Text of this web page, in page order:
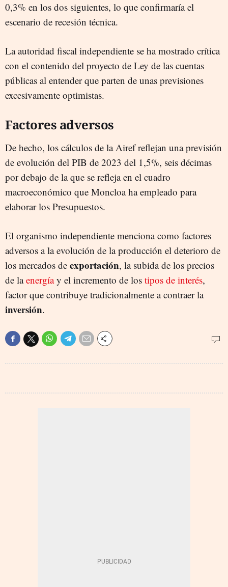
0,3% en los dos siguientes, lo que confirmaría el
escenario de recesión técnica.
La autoridad fiscal independiente se ha mostrado crítica
con el contenido del proyecto de Ley de las cuentas
públicas al entender que parten de unas previsiones
excesivamente optimistas.
Factores adversos
De hecho, los cálculos de la Airef reflejan una previsión
de evolución del PIB de 2023 del 1,5%, seis décimas
por debajo de la que se refleja en el cuadro
macroeconómico que Moncloa ha empleado para
elaborar los Presupuestos.
El organismo independiente menciona como factores
adversos a la evolución de la producción el deterioro de
los mercados de exportación, la subida de los precios
de laenergíay el incremento de los tipos de interés,
factor que contribuye tradicionalmente a contraer la
inversión.